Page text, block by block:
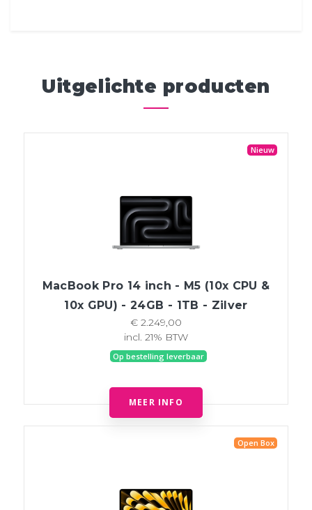
Uitgelichte producten
Nieuw
MacBook Pro 14 inch - M5 (10x CPU &
10x GPU) - 24GB - 1TB - Zilver
€ 2.249,00
incl. 21% BTW
Op bestelling leverbaar
MEER INFO
Open Box